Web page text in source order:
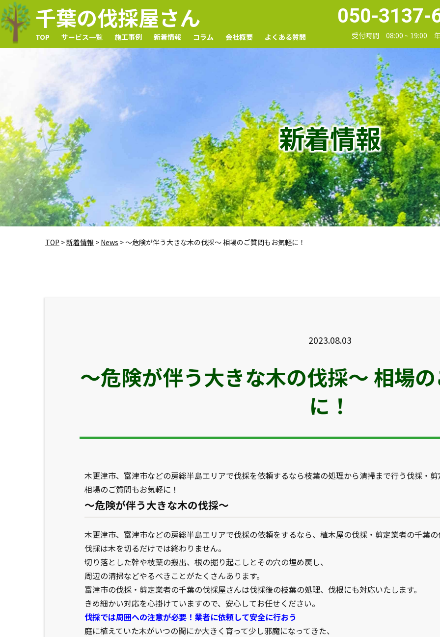
千葉の伐採屋さん
TOP サービス一覧 施工事例 新着情報 コラム 会社概要 よくある質問
050-3137-
受付時間 08:00 ~ 19:00
新着情報
TOP >新着情報 > News >～危険が伴う大きな木の伐採～ 相場のご質問もお気軽に！
2023.08.03
～危険が伴う大きな木の伐採～ 相場
に！
木更津市、富津市などの房総半島エリアで伐採を依頼するなら枝葉の処理から清掃まで行う伐採・
相場のご質問もお気軽に！
～危険が伴う大きな木の伐採～
木更津市、富津市などの房総半島エリアで伐採の依頼をするなら、植木屋の伐採・剪定業者の千葉
伐採は木を切るだけでは終わりません。
切り落とした幹や枝葉の搬出、根の掘り起こしとその穴の埋め戻し、
周辺の清掃などやるべきことがたくさんあります。
富津市の伐採・剪定業者の千葉の伐採屋さんは伐採後の枝葉の処理、伐根にも対応いたします。
きめ細かい対応を心掛けていますので、安心してお任せください。
伐採では周囲への注意が必要！業者に依頼して安全に行おう
庭に植えていた木がいつの間にか大きく育って少し邪魔になってきた、